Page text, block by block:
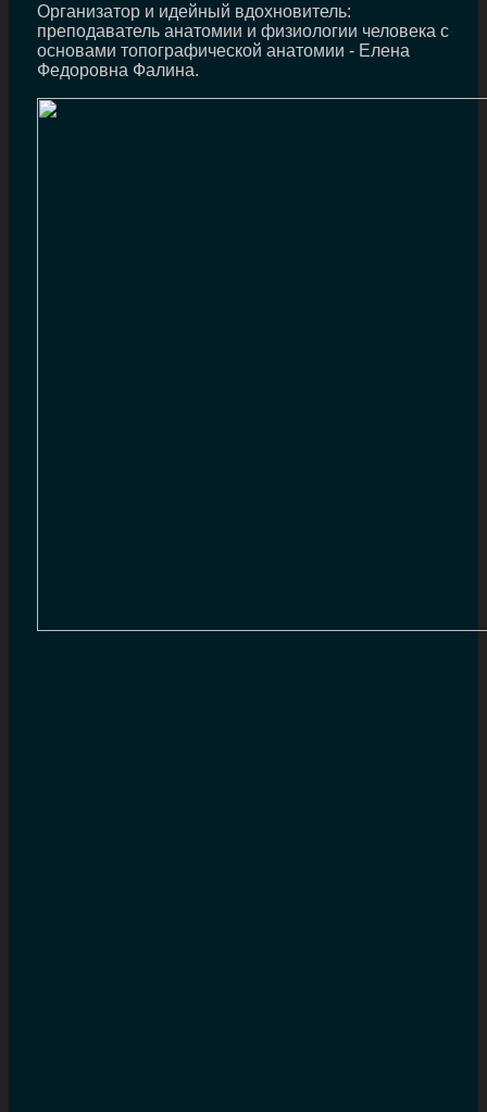
Организатор и идейный вдохновитель:
преподаватель анатомии и физиологии человека с
основами топографической анатомии - Елена
Федоровна Фалина.